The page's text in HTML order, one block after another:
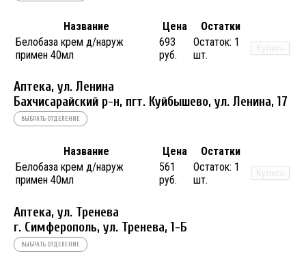
Название Цена
Остатки
Белобаза крем д/наруж
примен 40мл
693
руб.
Остаток: 1
шт.
Купить
Аптека, ул. Ленина
Бахчисарайский р-н, пгт. Куйбышево, ул. Ленина, 17
ВЫБРАТЬ ОТДЕЛЕНИЕ
Название Цена
Остатки
Белобаза крем д/наруж
примен 40мл
561
руб.
Остаток: 1
шт.
Купить
Аптека, ул. Тренева
г. Симферополь, ул. Тренева, 1-Б
ВЫБРАТЬ ОТДЕЛЕНИЕ